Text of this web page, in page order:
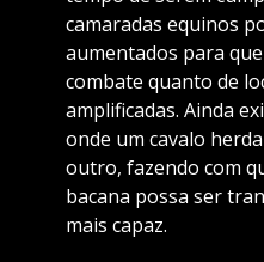
camaradas equinos
aumentados para
combate quanto de
amplificadas. Ainda
onde um cavalo
outro, fazendo com
bacana possa ser
mais capaz.